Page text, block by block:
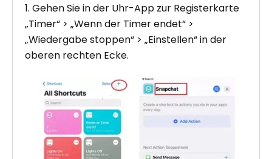
1. Gehen Sie in der Uhr-App zur Registerkarte
„Timer“ > „Wenn der Timer endet“ >
„Wiedergabe stoppen“ > „Einstellen“ in der
oberen rechten Ecke.